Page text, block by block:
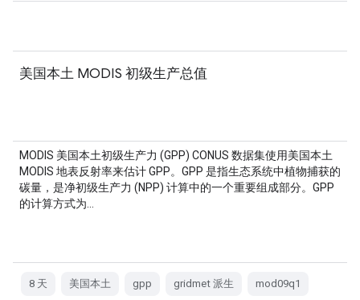
美国本土 MODIS 初级生产总值
MODIS 美国本土初级生产力 (GPP) CONUS 数据集使用美国本土
MODIS 地表反射率来估计 GPP。GPP 是指生态系统中植物捕获的
碳量，是净初级生产力 (NPP) 计算中的一个重要组成部分。GPP
的计算方式为…
8 天 美国本土 gpp gridmet 派生 mod09q1